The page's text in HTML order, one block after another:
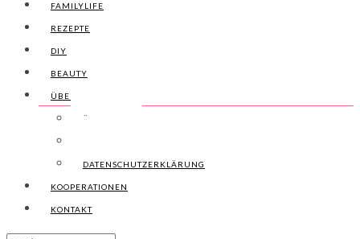
FAMILYLIFE
REZEPTE
DIY
BEAUTY
ÜBER UNS
ÜBER UNS
DATENSCHUTZERKLÄRUNG
KOOPERATIONEN
KONTAKT